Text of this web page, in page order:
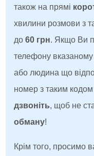
також на прямі
хвилини розмови з
до60 грн. Якщо Ви
телефону вказаному
або людина що
номер з таким
дзвоніть, щоб не
обману!
Крім того, просимо